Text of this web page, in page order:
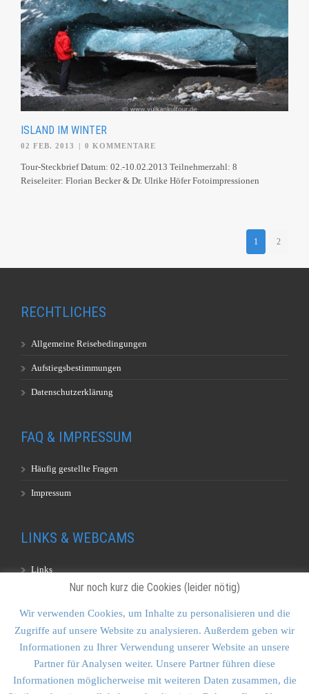
ISLAND IM WINTER
02 FEB. 2013 0 KOMMENTARE
Tour-Steckbrief Datum: 02.-10.02.2013 Teilnehmerzahl: 8
Reiseleiter: Florian Becker & Dr. Ulrike Höfer Fotoimpressionen
1 2
RECHTLICHES
Allgemeine Reisebedingungen
Aufstiegsbestimmungen
Datenschutzerklärung
FAQ & IMPRESSUM
Häufig gestellte Fragen
Impressum
LINKS & WEBCAMS
Links
KONTAKT & SITEMAP
Kontakt
Nur noch kurz die Cookies (leider nötig)
Wir verwenden Cookies, um Inhalte zu personalisieren und die
Zugriffe auf unsere Website zu analysieren. Außerdem geben wir
Informationen zu Ihrer Verwendung unserer Website an unsere
Partner für Analysen weiter. Unsere Partner führen diese
Informationen möglicherweise mit weiteren Daten zusammen, die